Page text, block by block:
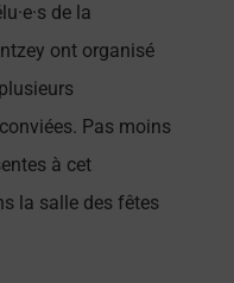
de la
ont organisé
Pas moins
à cet
la salle des fêtes